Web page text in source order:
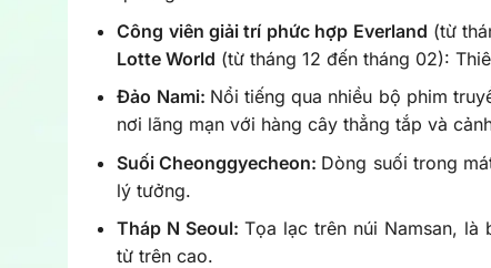
Công viên giải trí phức hợp Everland (từ
Lotte World (từ tháng 12 đến tháng 02):
Đảo Nami: Nổi tiếng qua nhiều bộ phim
nơi lãng mạn với hàng cây thẳng tắp và
Suối Cheonggyecheon: Dòng suối trong
lý tưởng.
Tháp N Seoul:Tọa lạc trên núi Namsan, là
từ trên cao.